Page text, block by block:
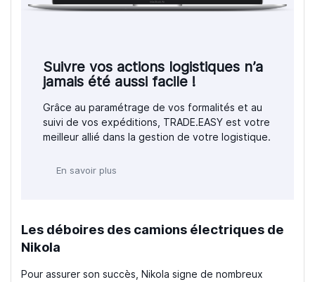
Suivre vos actions logistiques n’a
jamais été aussi facile !
Grâce au paramétrage de vos formalités et au
suivi de vos expéditions, TRADE.EASY est votre
meilleur allié dans la gestion de votre logistique.
En savoir plus
Les déboires des camions électriques de
Nikola
Pour assurer son succès, Nikola signe de nombreux